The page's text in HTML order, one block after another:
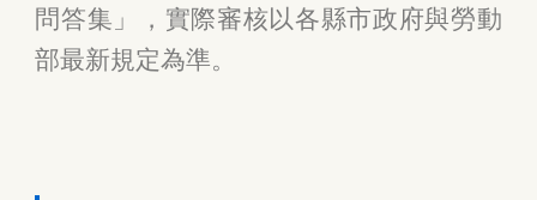
問答集」，實際審核以各縣市政府與勞動
部最新規定為準。